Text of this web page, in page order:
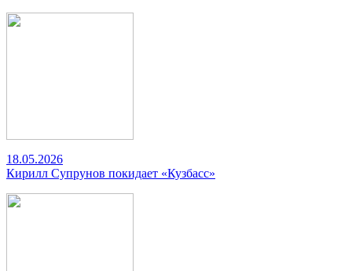
18.05.2026
Кирилл Супрунов покидает «Кузбасс»